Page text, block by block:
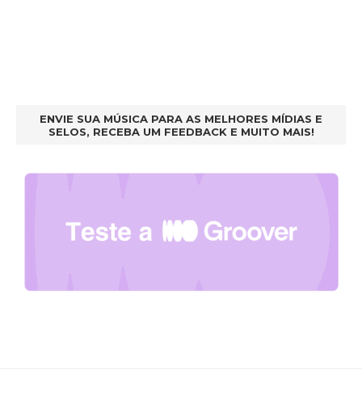
ENVIE SUA MÚSICA PARA AS MELHORES MÍDIAS E
SELOS, RECEBA UM FEEDBACK E MUITO MAIS!